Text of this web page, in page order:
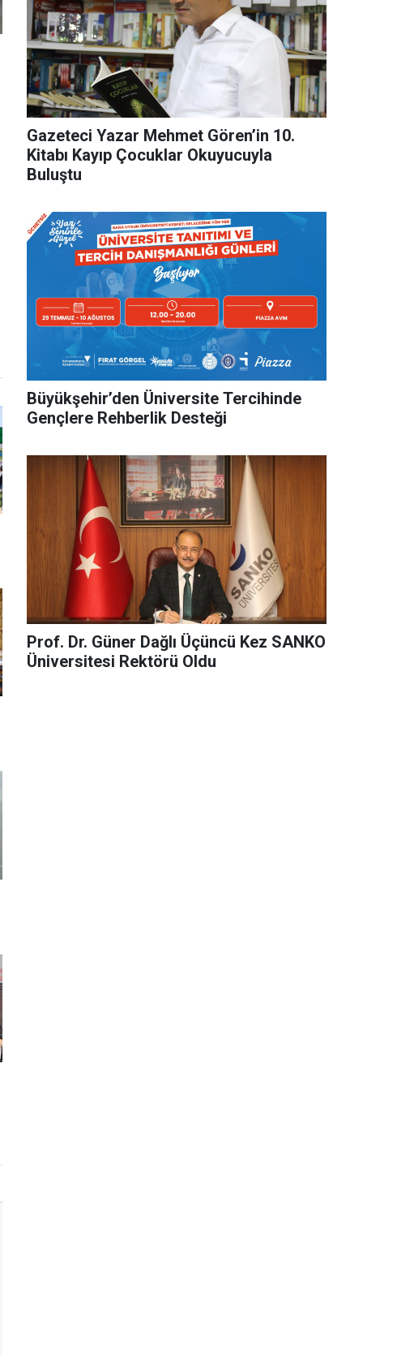
Gazeteci Yazar Mehmet Gören’in 10.
Kitabı Kayıp Çocuklar Okuyucuyla
Buluştu
Büyükşehir’den Üniversite Tercihinde
Gençlere Rehberlik Desteği
Prof. Dr. Güner Dağlı Üçüncü Kez SANKO
Üniversitesi Rektörü Oldu